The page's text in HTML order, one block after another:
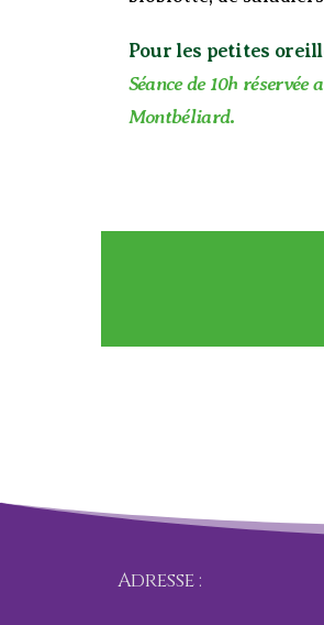
Pour les petites
Séance de 10h
Montbéliard.
Adresse :